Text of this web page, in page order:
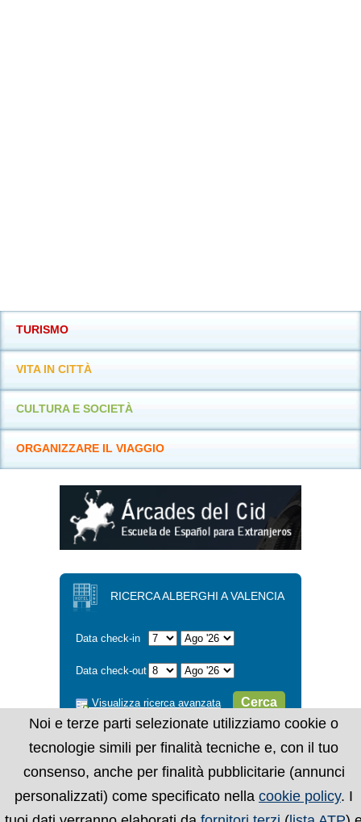
TURISMO
VITA IN CITTÀ
CULTURA E SOCIETÀ
ORGANIZZARE IL VIAGGIO
RICERCA ALBERGHI A VALENCIA
Data check-in
Data check-out
Visualizza ricerca avanzata Cerca
Noi e terze parti selezionate utilizziamo cookie o
tecnologie simili per finalità tecniche e, con il tuo
consenso, anche per finalità pubblicitarie (annunci
personalizzati) come specificato nella cookie policy. I